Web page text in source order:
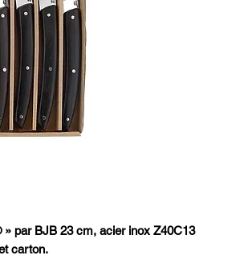
par BJB 23 cm, acier inox Z40C13
carton.